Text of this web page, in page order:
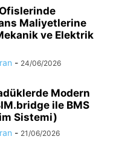
Maliyetlerine
ve Elektrik
- 24/06/2026
Modern
ile BMS
Sistemi)
- 21/06/2026